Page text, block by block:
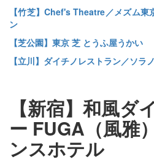
【竹芝】Chef's Theatre／メズム東
ン
【芝公園】東京 芝 とうふ屋うかい
【立川】ダイチノレストラン／ソラ
【新宿】和風ダ
ー FUGA（風雅）
ンスホテル